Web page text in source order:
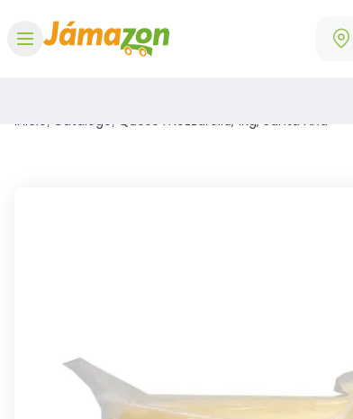
Inicio/ Catálogo/ Queso mozzarella, 1Kg, Santa Ana